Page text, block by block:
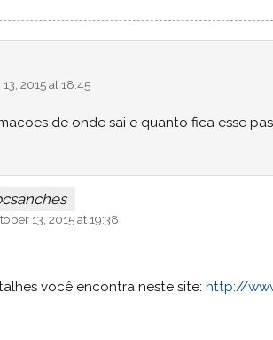
2015 at 18:45
de onde sai e quanto fica esse
13, 2015 at 19:38
você encontra neste site: http://